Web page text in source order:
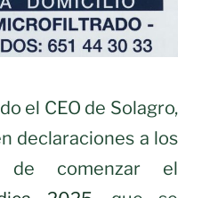
el CEO de Solagro,
declaraciones a los
de comenzar el